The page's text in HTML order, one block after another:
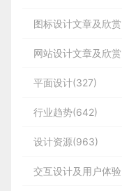
图标设计文章及欣
网站设计文章及欣
平面设计(327)
行业趋势(642)
设计资源(963)
交互设计及用户体